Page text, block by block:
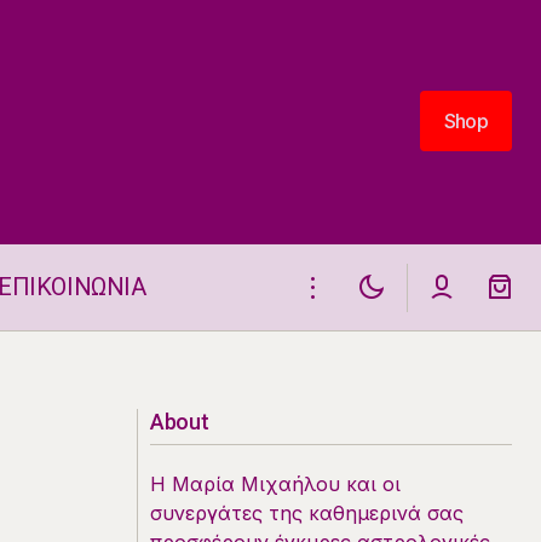
Shop
Shop
ΕΠΙΚΟΙΝΩΝΙΑ
About
Η Μαρία Μιχαήλου και οι
συνεργάτες της καθημερινά σας